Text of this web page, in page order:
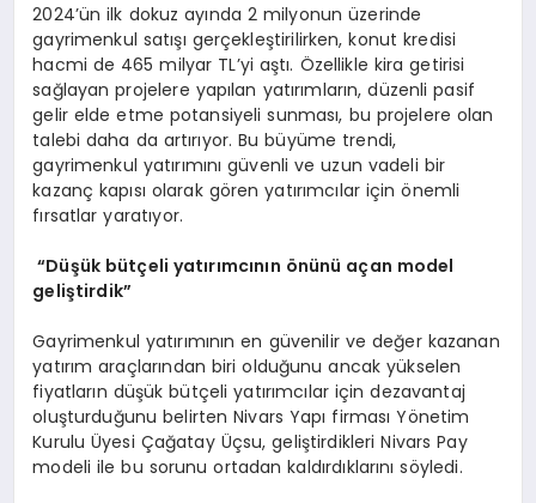
2024’ün ilk dokuz ayında 2 milyonun üzerinde
gayrimenkul satışı gerçekleştirilirken, konut kredisi
hacmi de 465 milyar TL’yi aştı. Özellikle kira getirisi
sağlayan projelere yapılan yatırımların, düzenli pasif
gelir elde etme potansiyeli sunması, bu projelere olan
talebi daha da artırıyor. Bu büyüme trendi,
gayrimenkul yatırımını güvenli ve uzun vadeli bir
kazanç kapısı olarak gören yatırımcılar için önemli
fırsatlar yaratıyor.
“Düşük bütçeli yatırımcının önünü açan model
geliştirdik”
Gayrimenkul yatırımının en güvenilir ve değer kazanan
yatırım araçlarından biri olduğunu ancak yükselen
fiyatların düşük bütçeli yatırımcılar için dezavantaj
oluşturduğunu belirten Nivars Yapı firması Yönetim
Kurulu Üyesi Çağatay Üçsu, geliştirdikleri Nivars Pay
modeli ile bu sorunu ortadan kaldırdıklarını söyledi.